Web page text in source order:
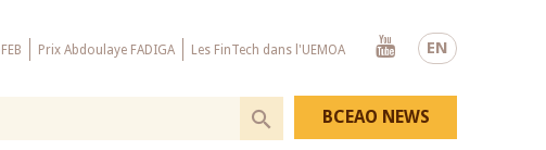
EN
Prix Abdoulaye FADIGA Les FinTech dans l'UEMOA
Youtube
BCEAO NEWS